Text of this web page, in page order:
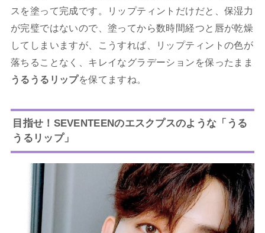
スを塗って完成です。リップティントだけだと、保湿力
が完璧ではないので、塗ってから数時間経つと唇が乾燥
してしまいますが、こうすれば、リップティントの色が
落ちることなく、キレイなグラデーションを保ったまま
うるうるリップを保てますね。
目指せ！SEVENTEENのエスクプスのような「うる
うるリップ」